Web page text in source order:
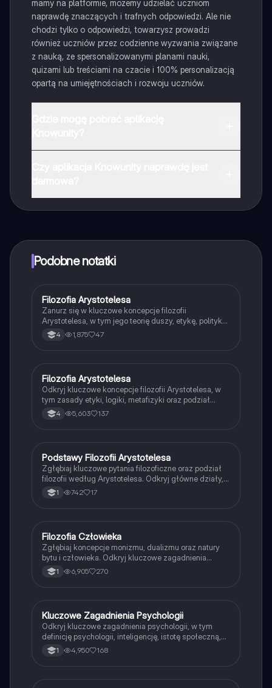
mamy na platformie, możemy udzielać uczniom
naprawdę znaczących i trafnych odpowiedzi. Ale nie
chodzi tylko o odpowiedzi, towarzysz prowadzi
również uczniów przez codzienne wyzwania związane
z nauką, ze spersonalizowanymi planami nauki,
quizami lub treściami na czacie i 100% personalizacją
opartą na umiejętnościach i rozwoju uczniów.
które również możesz otrzymać za darmo. Dodatkowo
oferujemy usługę Knowunity Premium, która pozwala
Podobne notatki
Religia
Filozofia Arystotelesa
Zanurz się w kluczowe koncepcje filozofii
Arystotelesa, w tym jego teorię duszy, etykę, politykę
oraz kosmologię. Dowiedz się, jak Arystoteles
zdefiniował najwyższe dobro i jakie znaczenie miała
Arystotelesa na rozwój nauki. Typ: prezentacja.
4 1,875 47
Filozofia
Filozofia Arystotelesa
Odkryj kluczowe koncepcje filozofii Arystotelesa, w
tym zasady etyki, logiki, metafizyki oraz podział
duszy. Zrozumienie pojęć takich jak złoty środek,
eudajmonia, oraz różne formy przyjaźni. Idealne dla
4 5,603 137
Filozofia
Podstawy Filozofii Arystotelesa
Zgłębiaj kluczowe pytania filozoficzne oraz podział
filozofii według Arystotelesa. Odkryj główne działy,
takie jak etyka, ontologia, epistemologia i estetyka,
oraz ich znaczenie w zrozumieniu ludzkiego
1 742 17
FWOS
Filozofia Człowieka
Zgłębiaj koncepcje monizmu, dualizmu oraz natury
bytu i człowieka. Odkryj kluczowe zagadnienia
dotyczące etyki, godności ludzkiej oraz metodologii
filozoficznej. Idealne dla uczniów liceum, którzy
1 6,905 270
Filozofia
Kluczowe Zagadnienia Psychologii
Odkryj kluczowe zagadnienia psychologii, w tym
definicję psychologii, inteligencję, istotę społeczną,
postawy, emocje podstawowe, stres oraz różnice
między grupami formalnymi i nieformalnymi. Idealne
1 4,950 168